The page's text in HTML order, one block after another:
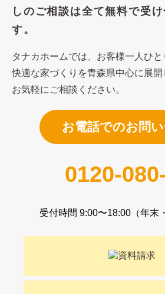
しのご相談は全て無料で受
す。
タナカホームでは、お客様一人ひ
快適な家づくり を青森県中心に展
お気軽にご相談ください。
お電話でのお問
0120-
受付時間 9:00〜18:00（年末